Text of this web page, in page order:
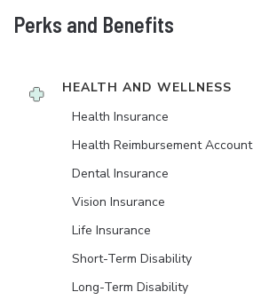
Perks and Benefits
HEALTH AND WELLNESS
Health Insurance
Health Reimbursement Account
Dental Insurance
Vision Insurance
Life Insurance
Short-Term Disability
Long-Term Disability